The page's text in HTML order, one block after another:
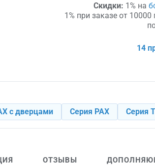
Скидки: 1% на
1% при заказе от 10000
14
с дверцами Серия PAX Серия
ОТЗЫВЫ